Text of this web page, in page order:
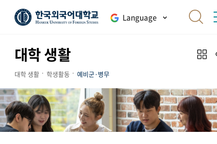
Language
대학 생활
대학 생활 학생활동 예비군·병무